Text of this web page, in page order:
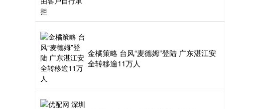
金橘策略 台风“麦德姆”登陆 广东湛江安
全转移逾11万人